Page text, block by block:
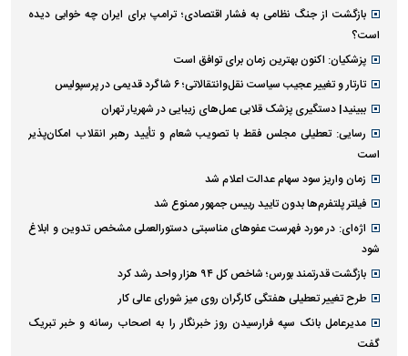
بازگشت از جنگ نظامی به فشار اقتصادی؛ ترامپ برای ایران چه خوابی دیده
است؟
پزشکیان: اکنون بهترین زمان برای توافق است
تارتار و تغییر عجیب سیاست نقل‌وانتقالاتی؛ ۶ شاگرد قدیمی در پرسپولیس
ببینید| دستگیری پزشک قلابی عمل‌های زیبایی در شهریار تهران
رسایی: تعطیلی مجلس فقط با تصویب شعام و تأیید رهبر انقلاب امکان‌پذیر
است
زمان واریز سود سهام عدالت اعلام شد
فیلتر پلتفرم‌ها بدون تایید رییس جمهور ممنوع شد
اژه‌ای: در مورد فهرست عفو‌های مناسبتی دستورالعملی مشخص تدوین و ابلاغ
شود
بازگشت قدرتمند بورس؛ شاخص کل ۹۴ هزار واحد رشد کرد
طرح تغییر تعطیلی هفتگی کارگران روی میز شورای عالی کار
مدیرعامل بانک سپه فرارسیدن روز خبرنگار را به اصحاب رسانه و خبر تبریک
گفت